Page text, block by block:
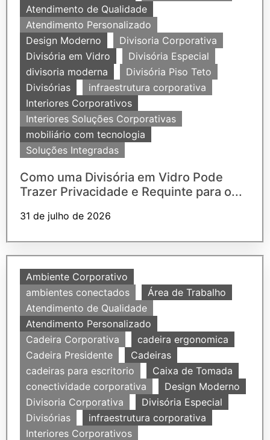
Atendimento de Qualidade
Atendimento Personalizado
Design Moderno
Divisoria Corporativa
Divisória em Vidro
Divisória Especial
divisoria moderna
Divisória Piso Teto
Divisórias
infraestrutura corporativa
Interiores Corporativos
Interiores Soluções Corporativas
mobiliário com tecnologia
Soluções Integradas
Como uma Divisória em Vidro Pode
Trazer Privacidade e Requinte para o...
31 de julho de 2026
Ambiente Corporativo
ambientes conectados
Área de Trabalho
Atendimento de Qualidade
Atendimento Personalizado
Cadeira Corporativa
cadeira ergonomica
Cadeira Presidente
Cadeiras
cadeiras para escritorio
Caixa de Tomada
conectividade corporativa
Design Moderno
Divisoria Corporativa
Divisória Especial
Divisórias
infraestrutura corporativa
Interiores Corporativos